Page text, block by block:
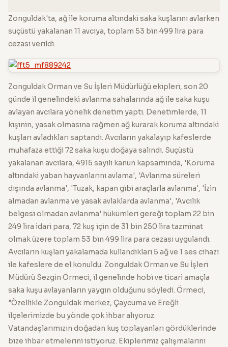
Zonguldak'ta, ağ ile koruma altındaki saka kuşlarını avlarken
suçüstü yakalanan 11 avcıya, toplam 53 bin 499 lira para
cezası verildi.
Zonguldak Orman ve Su İşleri Müdürlüğü ekipleri, son 20
günde il genelindeki avlanma sahalarında ağ ile saka kuşu
avlayan avcılara yönelik denetim yaptı. Denetimlerde, 11
kişinin, yasak olmasına rağmen ağ kurarak koruma altındaki
kuşları avladıkları saptandı. Avcıların yakalayıp kafeslerde
muhafaza ettiği 72 saka kuşu doğaya salındı. Suçüstü
yakalanan avcılara, 4915 sayılı kanun kapsamında, 'Koruma
altındaki yaban hayvanlarını avlama', 'Avlanma süreleri
dışında avlanma', 'Tuzak, kapan gibi araçlarla avlanma', 'İzin
almadan avlanma ve yasak avlaklarda avlanma', 'Avcılık
belgesi olmadan avlanma' hükümleri gereği toplam 22 bin
249 lira idari para, 72 kuş için de 31 bin 250 lira tazminat
olmak üzere toplam 53 bin 499 lira para cezası uygulandı.
Avcıların kuşları yakalamada kullandıkları 5 ağ ve 1 ses cihazı
ile kafeslere de el konuldu. Zonguldak Orman ve Su İşleri
Müdürü Sezgin Örmeci, il genelinde hobi ve ticari amaçla
saka kuşu avlayanların yaygın olduğunu söyledi. Örmeci,
"Özellikle Zonguldak merkez, Çaycuma ve Ereğli
ilçelerimizde bu yönde çok ihbar alıyoruz.
Vatandaşlarımızın doğadan kuş toplayanları gördüklerinde
bize ihbar etmelerini istiyoruz. Ekiplerimiz çalışmalarını